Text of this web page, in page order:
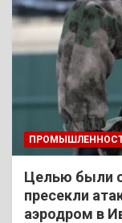
Целью были
пресекли
аэродром в